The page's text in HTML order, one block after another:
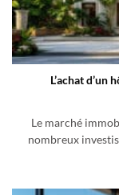
L’achat
Le marché
nombreux